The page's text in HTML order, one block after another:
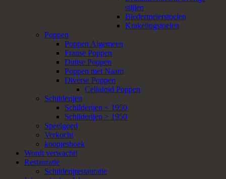
stijlen
Biedermeierstoelen
Krakelingstoelen
Poppen
Poppen Algemeen
Franse Poppen
Duitse Poppen
Poppen met Naam
Diverse Poppen
Celluloid Poppen
Schilderijen
Schilderijen < 1950
Schilderijen > 1950
Speelgoed
Verkocht
koopjeshoek
Wordt verwacht!
Restauratie
Schilderijrestauratie